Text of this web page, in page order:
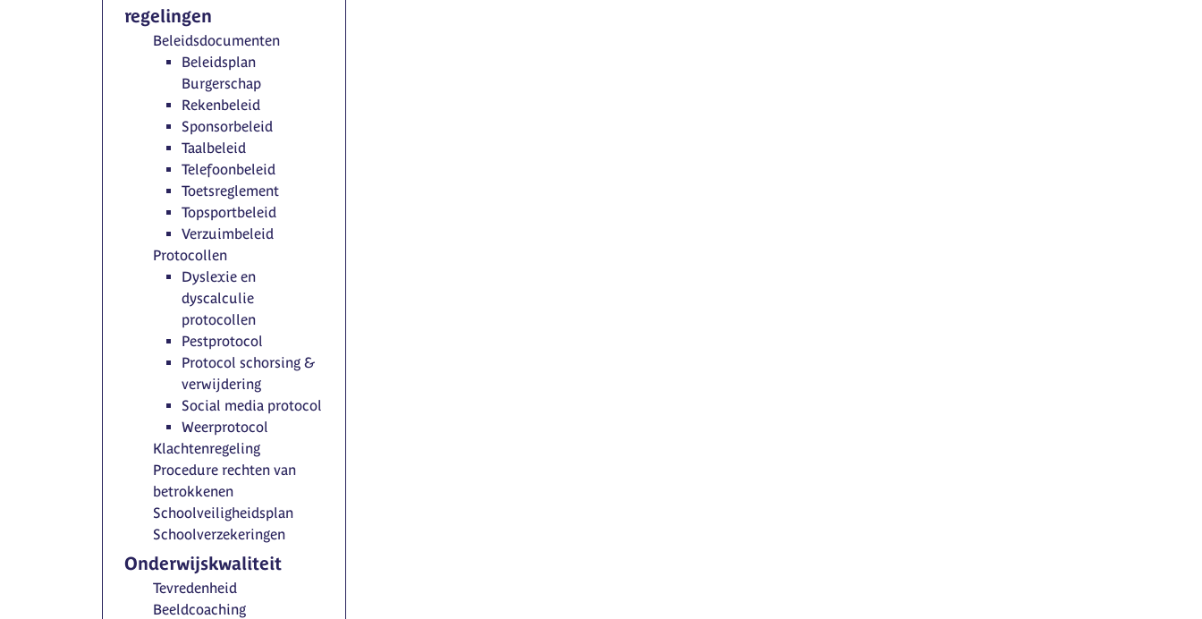
regelingen
Beleidsdocumenten
Beleidsplan
Burgerschap
Rekenbeleid
Sponsorbeleid
Taalbeleid
Telefoonbeleid
Toetsreglement
Topsportbeleid
Verzuimbeleid
Protocollen
Dyslexie en
dyscalculie
protocollen
Pestprotocol
Protocol schorsing &
verwijdering
Social media protocol
Weerprotocol
Klachtenregeling
Procedure rechten van
betrokkenen
Schoolveiligheidsplan
Schoolverzekeringen
Onderwijskwaliteit
Tevredenheid
Beeldcoaching